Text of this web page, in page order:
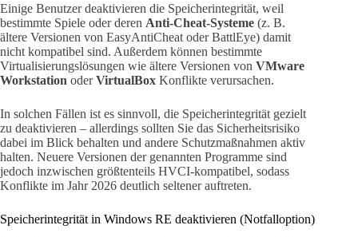
Einige Benutzer deaktivieren die Speicherintegrität, weil
bestimmte Spiele oder deren Anti-Cheat-Systeme (z. B.
ältere Versionen von EasyAntiCheat oder BattlEye) damit
nicht kompatibel sind. Außerdem können bestimmte
Virtualisierungslösungen wie ältere Versionen von VMware
Workstation oderVirtualBox Konflikte verursachen.
In solchen Fällen ist es sinnvoll, die Speicherintegrität gezielt
zu deaktivieren – allerdings sollten Sie das Sicherheitsrisiko
dabei im Blick behalten und andere Schutzmaßnahmen aktiv
halten. Neuere Versionen der genannten Programme sind
jedoch inzwischen größtenteils HVCI-kompatibel, sodass
Konflikte im Jahr 2026 deutlich seltener auftreten.
Speicherintegrität in Windows RE deaktivieren (Notfalloption)